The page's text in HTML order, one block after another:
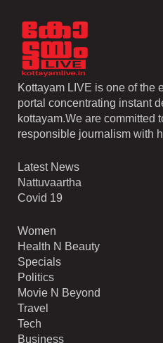
Kottayam LIVE is one of the
portal concentrating instant
kottayam.We are committed
responsible journalism with
Latest News
Nattuvaartha
Covid 19
Women
Health N Beauty
Specials
Politics
Movie N Beyond
Travel
Tech
Business